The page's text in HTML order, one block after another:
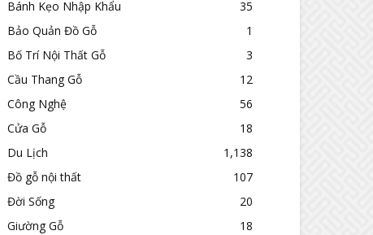
Bánh Kẹo Nhập Khẩu
35
Bảo Quản Đồ Gỗ
1
Bố Trí Nội Thất Gỗ
3
Cầu Thang Gỗ
12
Công Nghệ
56
Cửa Gỗ
18
Du Lịch
1,138
Đồ gỗ nội thất
107
Đời Sống
20
Giường Gỗ
18